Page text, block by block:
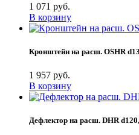
1 071 руб.
В корзину
Кронштейн на расш. OSHR
1 957 руб.
В корзину
Дефлектор на расш. DHR